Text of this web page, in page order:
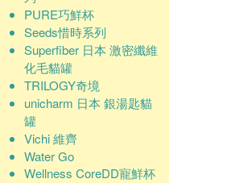
PURE巧鮮杯
Seeds惜時系列
Superfiber 日本 激密纖維
化毛貓罐
TRILOGY奇境
unicharm 日本 銀湯匙貓
罐
Vichi 維齊
Water Go
Wellness CoreDD寵鮮杯